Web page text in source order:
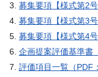
募集要項【様式第2
募集要項【様式第3
募集要項【様式第4
企画提案評価基準書
評価項目一覧（PDF